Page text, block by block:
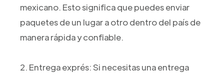
mexicano. Esto significa que puedes enviar
paquetes de un lugar a otro dentro del país de
manera rápida y confiable.
2. Entrega exprés: Si necesitas una entrega